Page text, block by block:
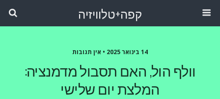
קפה+טלוויזיה
14 בינואר 2025 • אין תגובות
וולף הול, האם תסבול מדמנציה:
המלצת יום שלישי